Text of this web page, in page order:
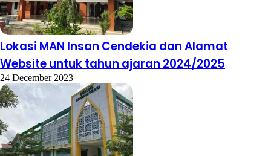
Lokasi MAN Insan Cendekia dan Alamat
Website untuk tahun ajaran 2024/2025
24 December 2023